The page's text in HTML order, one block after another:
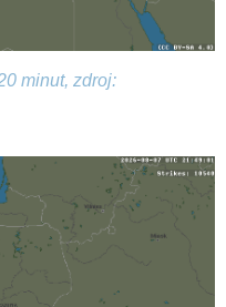
minut, zdroj: